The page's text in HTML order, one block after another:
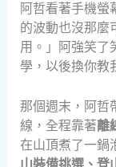
阿哲看著手機螢
的波動也沒那麼
用。」阿強笑了
學，以後換你教
那個週末，阿哲
線，全程靠著離
在山頂煮了一鍋